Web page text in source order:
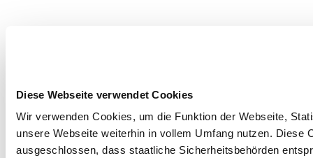
Diese Webseite verwendet Cookies
Wir verwenden Cookies, um die Funktion der Webseite,
unsere Webseite weiterhin in vollem Umfang nutzen.
ausgeschlossen, dass staatliche Sicherheitsbehörden